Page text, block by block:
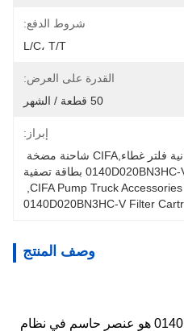
شروط الدفع:
L/C، T/T
القدرة على العرض:
50 قطعة / الشهر
إبراز:
CIFA Pump Truck
0140D020BN3HC-V Filter
وصف المنتج
عنصر تصفية 0140D020BN3HC - V هو عنصر حاسم في نظام